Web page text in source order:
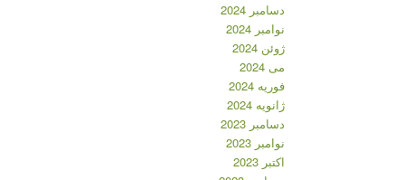
دسامبر 2024
نوامبر 2024
ژوئن 2024
می 2024
فوریه 2024
ژانویه 2024
دسامبر 2023
نوامبر 2023
اکتبر 2023